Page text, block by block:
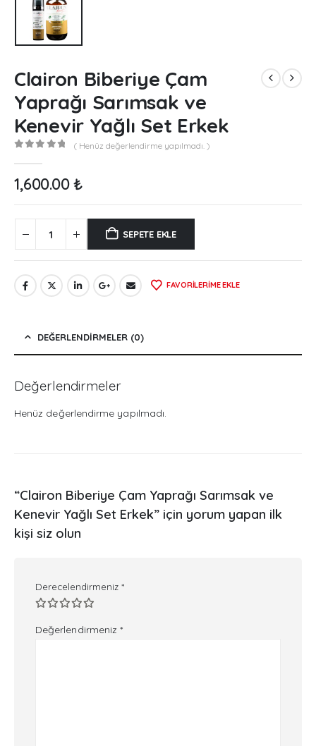
Clairon Biberiye Çam
Yaprağı Sarımsak ve
Kenevir Yağlı Set Erkek
( Henüz değerlendirme yapılmadı. )
1,600.00₺
SEPETE EKLE
FAVORILERIME EKLE
DEĞERLENDIRMELER (0)
Değerlendirmeler
Henüz değerlendirme yapılmadı.
“Clairon Biberiye Çam Yaprağı Sarımsak ve
Kenevir Yağlı Set Erkek” için yorum yapan ilk
kişi siz olun
Derecelendirmeniz *
Değerlendirmeniz*